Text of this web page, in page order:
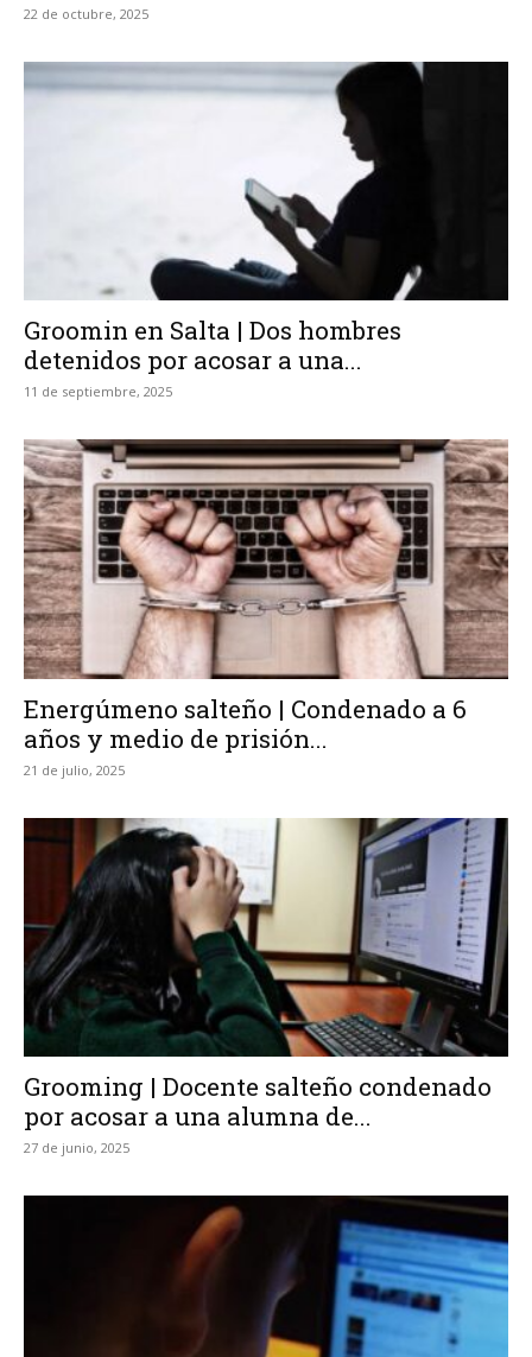
22 de octubre, 2025
Groomin en Salta | Dos hombres
detenidos por acosar a una...
11 de septiembre, 2025
Energúmeno salteño | Condenado a 6
años y medio de prisión...
21 de julio, 2025
Grooming | Docente salteño condenado
por acosar a una alumna de...
27 de junio, 2025